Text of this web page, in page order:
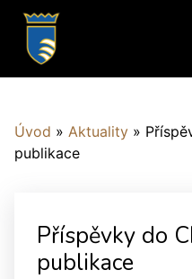
Úvod » Aktuality »
publikace
Příspěvky do
publikace